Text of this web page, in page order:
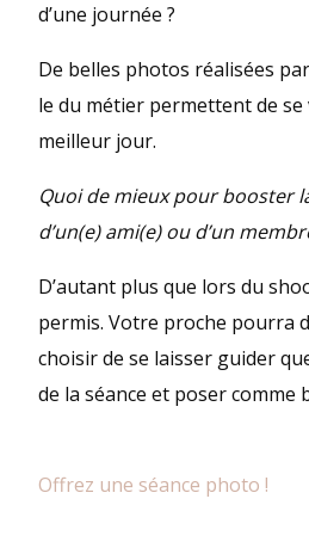
d’une journée ?
De belles photos réalisées
le du métier permettent de
meilleur jour.
Quoi de mieux pour booster
d’un(e) ami(e) ou d’un
D’autant plus que lors du
permis. Votre proche pourra
choisir de se laisser guider
de la séance et poser comme
Offrez une séance photo !